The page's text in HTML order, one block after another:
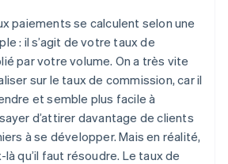
paiements se calculent selon une
: il s’agit de votre taux de
par votre volume. On a très vite
sur le taux de commission, car il
et semble plus facile à
d’attirer davantage de clients
à se développer. Mais en réalité,
qu’il faut résoudre. Le taux de